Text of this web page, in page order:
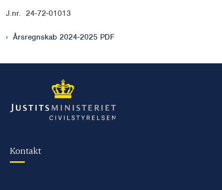
J.nr. 24-72-01013
Årsregnskab 2024-2025 PDF
Kontakt